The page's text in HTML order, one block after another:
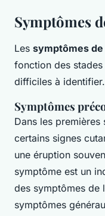
Symptômes
Les symptômes de
fonction des
difficiles à identifier.
Symptômes
Dans les premières
certains signes
une éruption
symptôme est un
des symptômes de
symptômes